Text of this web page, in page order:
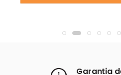
Garantia